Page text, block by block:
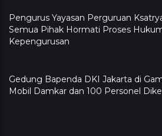
Pengurus Yayasan Perguruan
Semua Pihak Hormati Proses
Kepengurusan
Gedung Bapenda DKI Jakarta di
Mobil Damkar dan 100 Personel